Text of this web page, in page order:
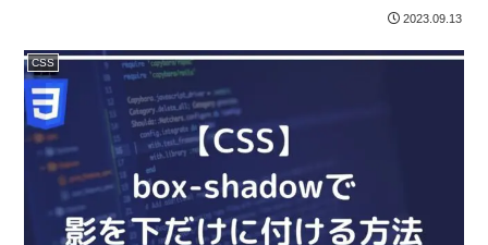
2023.09.13
CSS